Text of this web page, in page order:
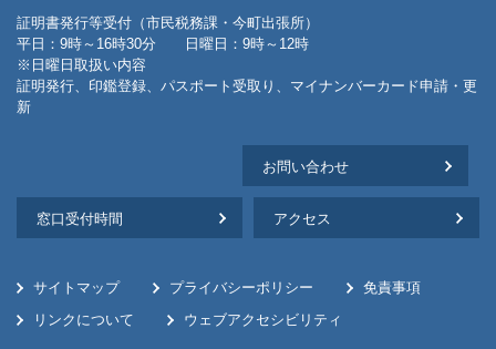
証明書発行等受付（市民税務課・今町出張所）
平日：9時～16時30分 日曜日：9時～12時
※日曜日取扱い内容
証明発行、印鑑登録、パスポート受取り、マイナンバーカード申請・更
新
お問い合わせ
窓口受付時間 アクセス
サイトマップ プライバシーポリシー
免責事項
リンクについて
ウェブアクセシビリティ